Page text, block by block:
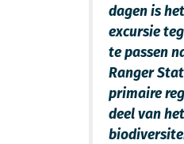
dagen is
excursie
te passen
Ranger
primaire
deel van